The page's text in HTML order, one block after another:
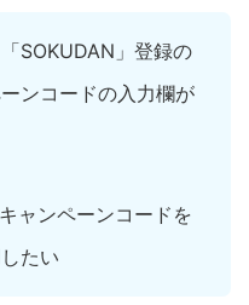
SOKUDAN」登録の
ンコードの入力欄が
ャンペーンコードを
たい